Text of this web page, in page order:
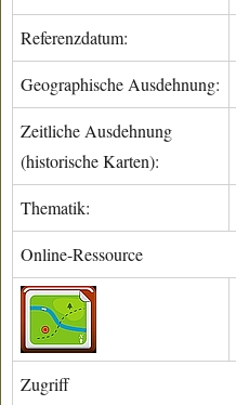
Referenzdatum:
Geographische Ausdehnung:
Zeitliche Ausdehnung
(historische Karten):
Thematik:
Online-Ressource
Zugriff